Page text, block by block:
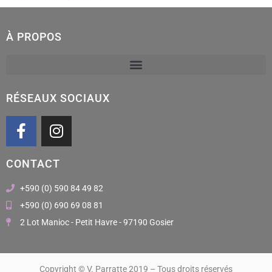
À PROPOS
RÉSEAUX SOCIAUX
F
a
e
b
o
o
k
I
n
t
a
g
r
a
CONTACT
+590 (0) 590 84 49 82
+590 (0) 690 69 08 81
2 Lot Manioc - Petit Havre - 97190 Gosier
Copyright © V. Parratte 2019 – Tous droits réservés